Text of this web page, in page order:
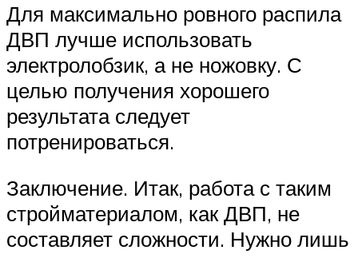
Для максимально ровного распила
ДВП лучше использовать
электролобзик, а не ножовку. С
целью получения хорошего
результата следует
потренироваться.
Заключение. Итак, работа с таким
стройматериалом, как ДВП, не
составляет сложности. Нужно лишь